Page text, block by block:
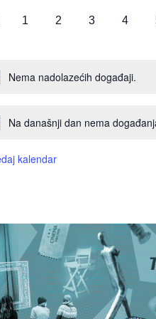
0
1
0
2
0
3
0
4
Nema nadolazećih događaji.
Na današnji dan nema
kalendar